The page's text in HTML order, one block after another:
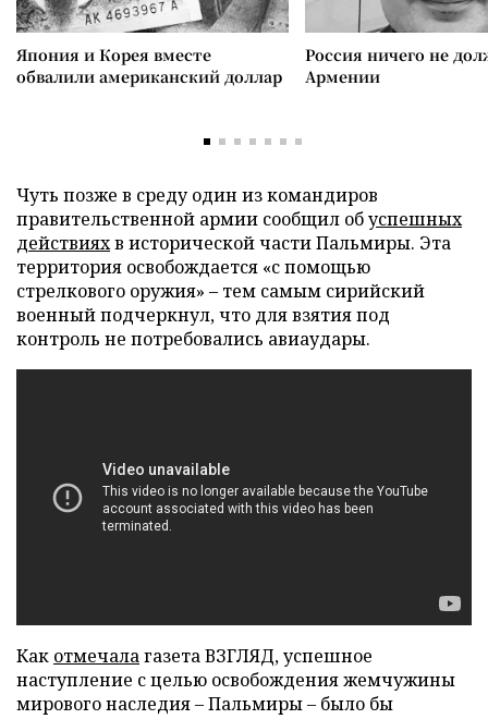
Япония и Корея вместе
обвалили американский доллар
Россия ничего не
Армении
Чуть позже в среду один из командиров
правительственной армии сообщил обуспешных
действияхв исторической части Пальмиры. Эта
территория освобождается «с помощью
стрелкового оружия» – тем самым сирийский
военный подчеркнул, что для взятия под
контроль не потребовались авиаудары.
Как отмечалагазета ВЗГЛЯД, успешное
наступление с целью освобождения жемчужины
мирового наследия – Пальмиры – было бы